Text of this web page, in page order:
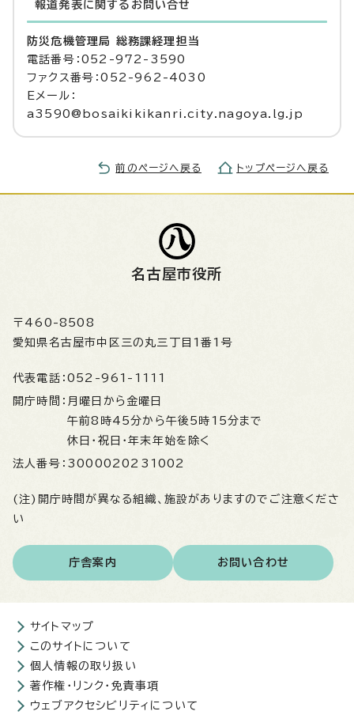
報道発表に関するお問い合せ
防災危機管理局 総務課経理担当
電話番号：052-972-3590
ファクス番号：052-962-4030
Eメール：
a3590@bosaikikikanri.city.nagoya.lg.jp
前のページへ戻る トップページへ戻る
名古屋市役所
〒460-8508
愛知県名古屋市中区三の丸三丁目1番1号
代表電話： 052-961-1111
開庁時間： 月曜日から金曜日
午前8時45分から午後5時15分まで
休日・祝日・年末年始を除く
法人番号： 3000020231002
(注)開庁時間が異なる組織、施設がありますのでご注意くださ
い
庁舎案内 お問い合わせ
サイトマップ
このサイトについて
個人情報の取り扱い
著作権・リンク・免責事項
ウェブアクセシビリティについて